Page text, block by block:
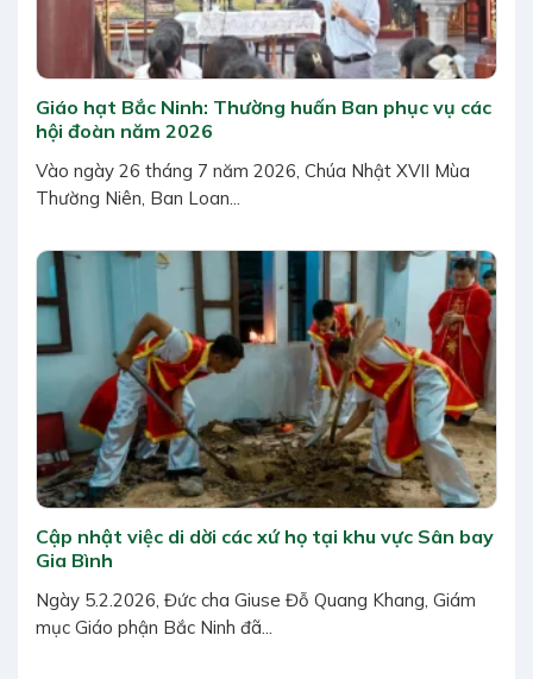
Giáo hạt Bắc Ninh: Thường huấn Ban phục vụ các
hội đoàn năm 2026
Vào ngày 26 tháng 7 năm 2026, Chúa Nhật XVII Mùa
Thường Niên, Ban Loan...
Cập nhật việc di dời các xứ họ tại khu vực Sân bay
Gia Bình
Ngày 5.2.2026, Đức cha Giuse Đỗ Quang Khang, Giám
mục Giáo phận Bắc Ninh đã...